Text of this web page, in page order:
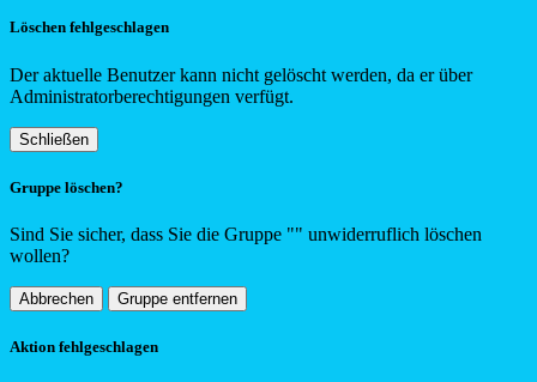
Löschen fehlgeschlagen
Der aktuelle Benutzer kann nicht gelöscht werden, da er über
Administratorberechtigungen verfügt.
Schließen
Gruppe löschen?
Sind Sie sicher, dass Sie die Gruppe "" unwiderruflich löschen
wollen?
Abbrechen Gruppe entfernen
Aktion fehlgeschlagen